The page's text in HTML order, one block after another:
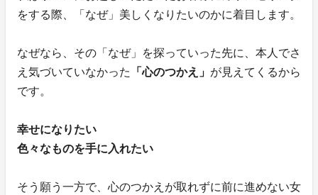
をする際、「なぜ」美しくなりたいのかに着目します。
なぜなら、その「なぜ」を探っていった先に、本人でさ
え気づいていなかった
「心のつかえ」 が見えてくるから
です。
幸せになりたい
色々なものを手に入れたい
そう願う一方で、心のつかえが取れずに前に進めない女